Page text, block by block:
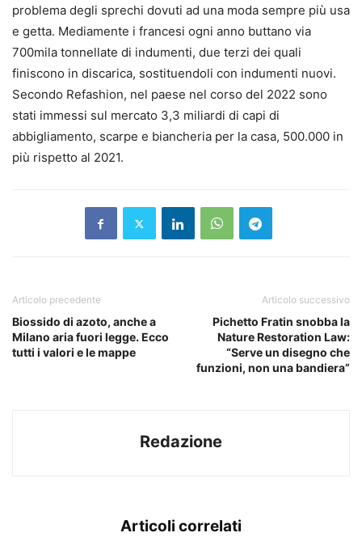
problema degli sprechi dovuti ad una moda sempre più usa
e getta. Mediamente i francesi ogni anno buttano via
700mila tonnellate di indumenti, due terzi dei quali
finiscono in discarica, sostituendoli con indumenti nuovi.
Secondo Refashion, nel paese nel corso del 2022 sono
stati immessi sul mercato 3,3 miliardi di capi di
abbigliamento, scarpe e biancheria per la casa, 500.000 in
più rispetto al 2021.
Articolo precedente
Biossido di azoto, anche a
Milano aria fuori legge. Ecco
tutti i valori e le mappe
Articolo successivo
Pichetto Fratin snobba la
Nature Restoration Law:
“Serve un disegno che
funzioni, non una bandiera”
Redazione
Articoli correlati